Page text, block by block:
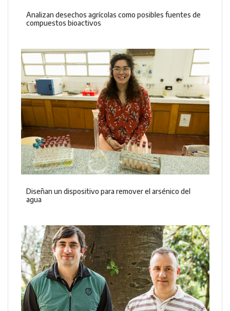
Analizan desechos agrícolas como posibles fuentes de
compuestos bioactivos
Diseñan un dispositivo para remover el arsénico del
agua